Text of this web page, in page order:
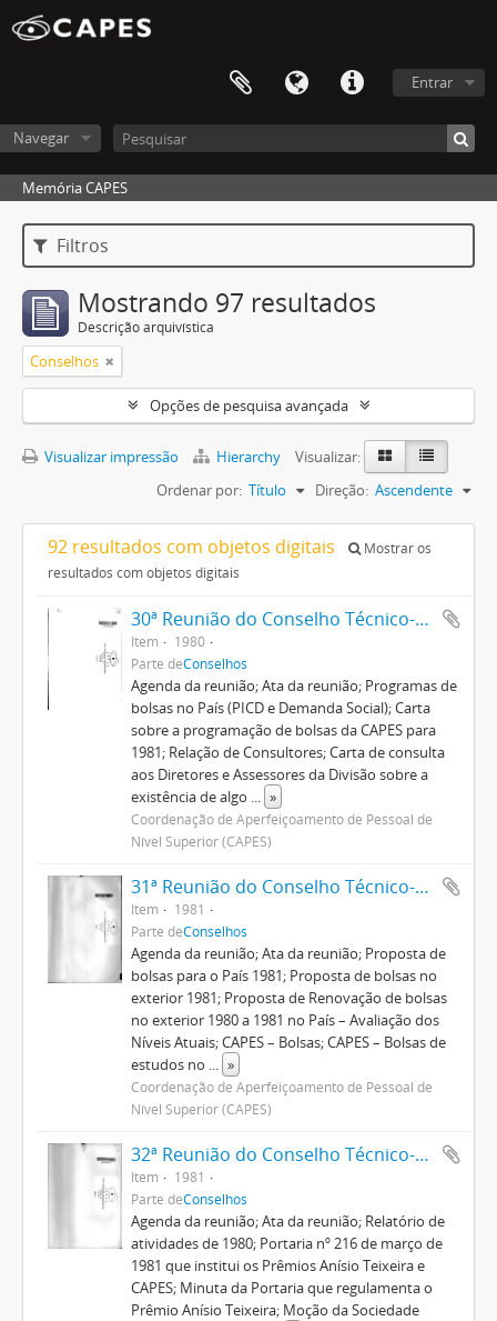
Entrar
Navegar
Memória CAPES
Filtros
Mostrando 97 resultados
Descrição arquivística
Conselhos
Opções de pesquisa avançada
Visualizar impressão Hierarchy
Visualizar:
Ordenar por: Título Direção: Ascendente
92 resultados com objetos digitais
Mostrar os
resultados com objetos digitais
30ª Reunião do Conselho Técnico-Administrativo
Item
1980
Parte deConselhos
Agenda da reunião; Ata da reunião; Programas de
bolsas no País (PICD e Demanda Social); Carta
sobre a programação de bolsas da CAPES para
1981; Relação de Consultores; Carta de consulta
aos Diretores e Assessores da Divisão sobre a
existência de algo ... »
Coordenação de Aperfeiçoamento de Pessoal de
Nível Superior (CAPES)
31ª Reunião do Conselho Técnico-Administrativo
Item
1981
Parte deConselhos
Agenda da reunião; Ata da reunião; Proposta de
bolsas para o País 1981; Proposta de bolsas no
exterior 1981; Proposta de Renovação de bolsas
no exterior 1980 a 1981 no País – Avaliação dos
Níveis Atuais; CAPES – Bolsas; CAPES – Bolsas de
estudos no ... »
Coordenação de Aperfeiçoamento de Pessoal de
Nível Superior (CAPES)
32ª Reunião do Conselho Técnico-Administrativo
Item
1981
Parte deConselhos
Agenda da reunião; Ata da reunião; Relatório de
atividades de 1980; Portaria nº 216 de março de
1981 que institui os Prêmios Anísio Teixeira e
CAPES; Minuta da Portaria que regulamenta o
Prêmio Anísio Teixeira; Moção da Sociedade